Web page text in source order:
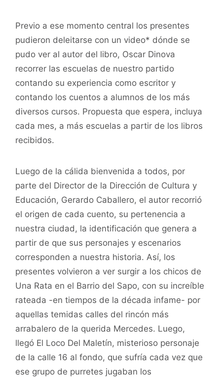
Previo a ese momento central los presentes
pudieron deleitarse con un video* dónde se
pudo ver al autor del libro, Oscar Dinova
recorrer las escuelas de nuestro partido
contando su experiencia como escritor y
contando los cuentos a alumnos de los más
diversos cursos. Propuesta que espera, incluya
cada mes, a más escuelas a partir de los libros
recibidos.
Luego de la cálida bienvenida a todos, por
parte del Director de la Dirección de Cultura y
Educación, Gerardo Caballero, el autor recorrió
el origen de cada cuento, su pertenencia a
nuestra ciudad, la identificación que genera a
partir de que sus personajes y escenarios
corresponden a nuestra historia. Así, los
presentes volvieron a ver surgir a los chicos de
Una Rata en el Barrio del Sapo, con su increíble
rateada -en tiempos de la década infame- por
aquellas temidas calles del rincón más
arrabalero de la querida Mercedes. Luego,
llegó El Loco Del Maletín, misterioso personaje
de la calle 16 al fondo, que sufría cada vez que
ese grupo de purretes jugaban los